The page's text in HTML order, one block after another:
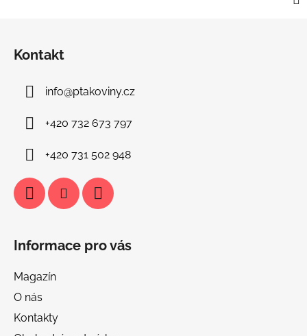
Kontakt
info@ptakoviny.cz
+420 732 673 797
+420 731 502 948
Informace pro vás
Magazín
O nás
Kontakty